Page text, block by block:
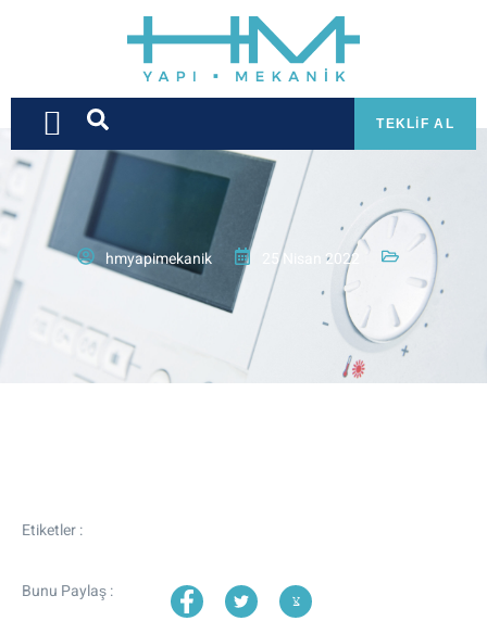
TEKLIF AL
hmyapimekanik 25 Nisan 2022
Etiketler :
Bunu Paylaş :